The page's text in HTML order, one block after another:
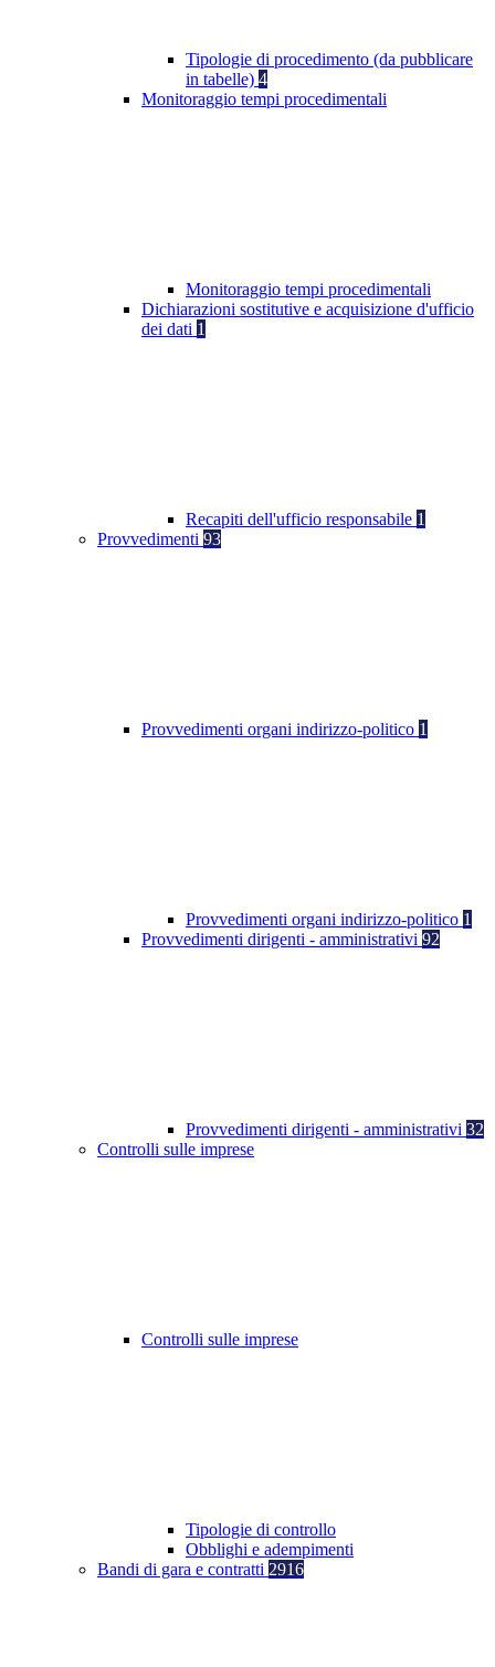
Tipologie di procedimento (da pubblicare
in tabelle) 4
Monitoraggio tempi procedimentali
Monitoraggio tempi procedimentali
Dichiarazioni sostitutive e acquisizione d'ufficio
dei dati 1
Recapiti dell'ufficio responsabile 1
Provvedimenti 93
Provvedimenti organi indirizzo-politico 1
Provvedimenti organi indirizzo-politico 1
Provvedimenti dirigenti - amministrativi 92
Provvedimenti dirigenti - amministrativi 32
Controlli sulle imprese
Controlli sulle imprese
Tipologie di controllo
Obblighi e adempimenti
Bandi di gara e contratti 2916